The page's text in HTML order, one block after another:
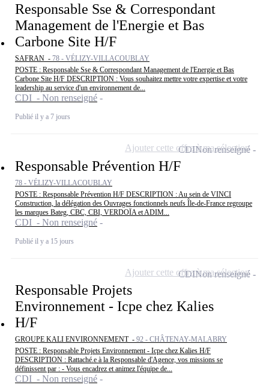
Responsable Sse & Correspondant
Management de l'Energie et Bas
Carbone Site H/F
SAFRAN - 78 - VÉLIZY-VILLACOUBLAY
POSTE : Responsable Sse & Correspondant Management de l'Energie et Bas
Carbone Site H/F DESCRIPTION : Vous souhaitez mettre votre expertise et votre
leadership au service d'un environnement de...
CDI - Non renseigné
Publié il y a 7 jours
Responsable Prévention H/F
78 - VÉLIZY-VILLACOUBLAY
POSTE : Responsable Prévention H/F DESCRIPTION : Au sein de VINCI
Construction, la délégation des Ouvrages fonctionnels neufs Île-de-France regroupe
les marques Bateg, CBC, CBI, VERDOÏA et ADIM...
CDI - Non renseigné
Publié il y a 15 jours
CDINon renseigné
Ajouter cette offre à ma sélection
Responsable Projets
Environnement - Icpe chez Kalies
H/F
GROUPE KALI ENVIRONNEMENT - 92 - CHÂTENAY-MALABRY
POSTE : Responsable Projets Environnement - Icpe chez Kalies H/F
DESCRIPTION : Rattaché.e à la Responsable d'Agence, vos missions se
définissent par : - Vous encadrez et animez l'équipe de...
CDI - Non renseigné
CDINon renseigné
Ajouter cette offre à ma sélection